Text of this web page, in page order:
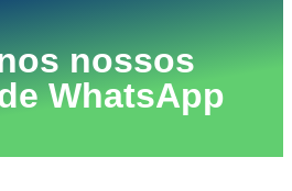
nossos
WhatsApp